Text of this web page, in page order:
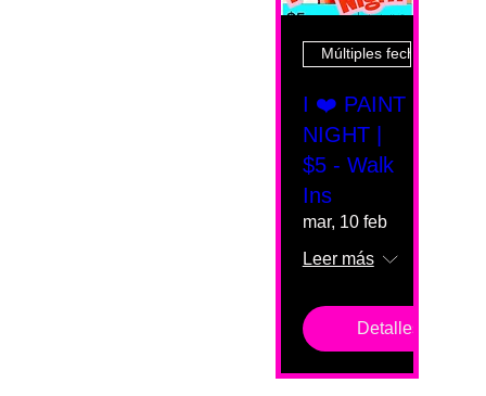
Múltiples fechas
I ❤️ PAINT
NIGHT |
$5 - Walk
Ins
mar, 10 feb
Leer más
Detalles